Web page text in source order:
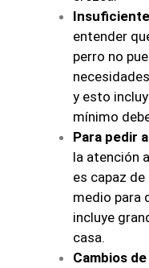
entender
perro no
y esto
mínimo
Para pedir
la atención
es capaz
medio para
incluye
casa.
Cambios